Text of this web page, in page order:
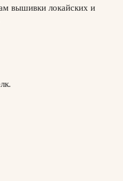
вышивки локайских и